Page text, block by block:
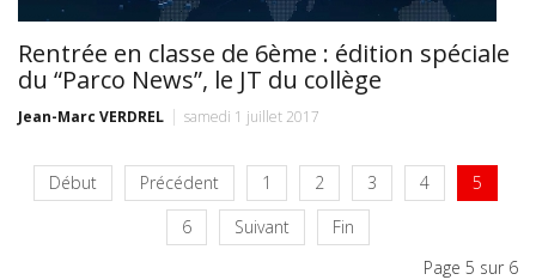
Rentrée en classe de 6ème : édition spéciale
du “Parco News”, le JT du collège
Jean-Marc VERDREL samedi 1 juillet 2017
Début Précédent 1 2 3 4
5
6
Suivant
Fin
Page 5 sur 6